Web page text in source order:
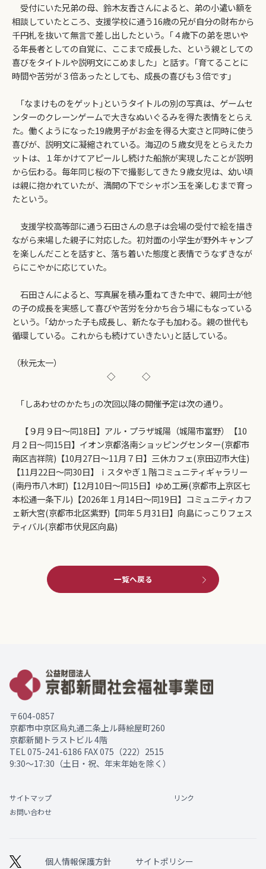
受付にいた兄弟の母、鈴木友香さんによると、弟の小遣い額を
相談していたところ、支援学校に通う16歳の兄が自分の財布から
千円札を抜いて無言で差し出したという。｢４歳下の弟を思いや
る年長者としての自覚に、ここまで成長した、という親としての
喜びをタイトルや説明文にこめました」と話す。｢育てることに
時間や苦労が３倍あったとしても、成長の喜びも３倍です｣
｢なまけものをゲット｣というタイトルの別の写真は、ゲームセ
ンターのクレーンゲームで大きなぬいぐるみを得た表情をとらえ
た。働くようになった19歳男子がお金を得る大変さと同時に使う
喜びが、説明文に凝縮されている。海辺の５歳女児をとらえたカ
ットは、１年かけてアピールし続けた船旅が実現したことが説明
から伝わる。毎年同じ桜の下で撮影してきた９歳女児は、幼い頃
は親に抱かれていたが、満開の下でシャボン玉を楽しむまで育っ
たという。
支援学校高等部に通う石田さんの息子は会場の受付で絵を描き
ながら来場した親子に対応した。初対面の小学生が野外キャンプ
を楽しんだことを話すと、落ち着いた態度と表情でうなずきなが
らにこやかに応じていた。
石田さんによると、写真展を積み重ねてきた中で、親同士が他
の子の成長を実感して喜びや苦労を分かち合う場にもなっている
という。｢幼かった子も成長し、新たな子も加わる。親の世代も
循環している。これからも続けていきたい｣と話している。
（秋元太一）
◇
◇
｢しあわせのかたち｣の次回以降の開催予定は次の通り。
【９月９日～同18日】アル・プラザ城陽（城陽市富野）【10
月２日～同15日】イオン京都洛南ショッピングセンター(京都市
南区吉祥院)【10月27日～11月７日】三休カフェ(京田辺市大住)
【11月22日～同30日】ｉスタやぎ１階コミュニティギャラリー
(南丹市八木町)【12月10日～同15日】ゆめ工房(京都市上京区七
本松通一条下ル)【2026年１月14日～同19日】コミュニティカフ
ェ新大宮(京都市北区紫野)【同年５月31日】向島にっこりフェス
ティバル(京都市伏見区向島)
一覧へ戻る
〒604-0857
京都市中京区烏丸通二条上ル蒔絵屋町260
京都新聞トラストビル 4階
TEL075-241-6186 FAX 075（222）2515
9:30～17:30（土日・祝、年末年始を除く）
サイトマップ
リンク
お問い合わせ
個人情報保護方針 サイトポリシー